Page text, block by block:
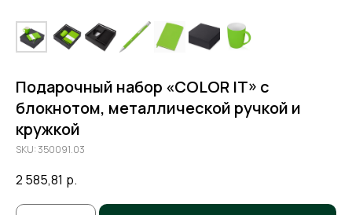
Подарочный набор «COLOR IT» с
блокнотом, металлической ручкой и
кружкой
SKU:350091.03
2 585,81 р.